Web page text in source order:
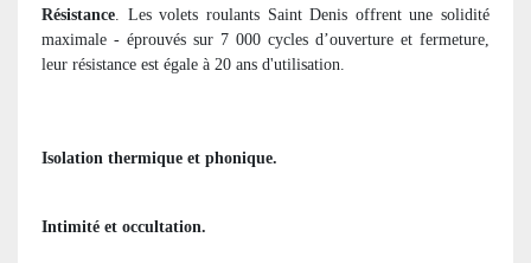
Résistance . Les volets roulants Saint Denis offrent une solidité
maximale - éprouvés sur 7 000 cycles d’ouverture et fermeture,
leur résistance est égale à 20 ans d'utilisation.
Isolation thermique et phonique.
Intimité et occultation.